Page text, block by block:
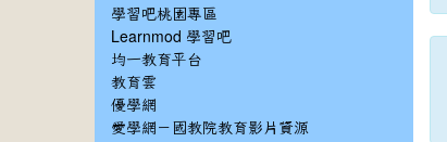
學習吧桃園專區
Learnmod 學習吧
均一教育平台
教育雲
優學網
愛學網－國教院教育影片資源